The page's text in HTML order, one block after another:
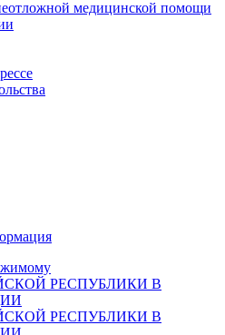
медицинской помощи